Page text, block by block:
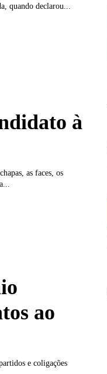
quando declarou...
à
as faces, os
ao
e coligações